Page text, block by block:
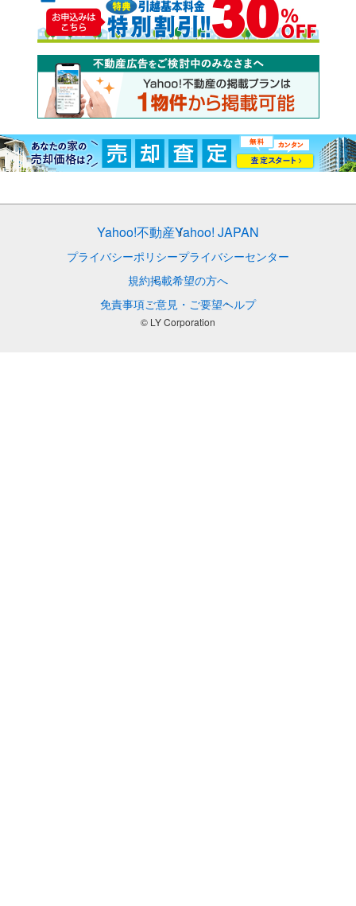
Yahoo!不動産Yahoo! JAPAN
プライバシーポリシープライバシーセンター
規約掲載希望の方へ
免責事項ご意見・ご要望ヘルプ
© LY Corporation